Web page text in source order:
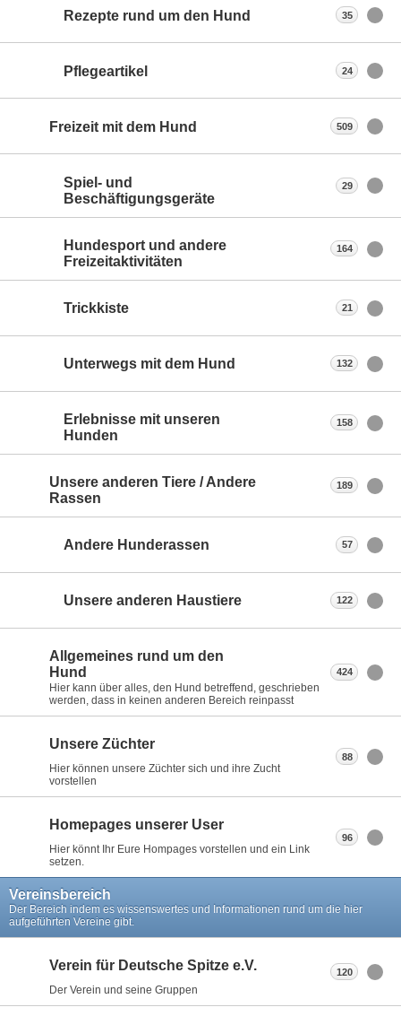
Rezepte rund um den Hund 35
Pflegeartikel 24
Freizeit mit dem Hund 509
Spiel- und
Beschäftigungsgeräte
29
Hundesport und andere
Freizeitaktivitäten
164
Trickkiste 21
Unterwegs mit dem Hund 132
Erlebnisse mit unseren
Hunden
158
Unsere anderen Tiere / Andere
Rassen
189
Andere Hunderassen 57
Unsere anderen Haustiere 122
Allgemeines rund um den
Hund
Hier kann über alles, den Hund betreffend, geschrieben
werden, dass in keinen anderen Bereich reinpasst
424
Unsere Züchter
Hier können unsere Züchter sich und ihre Zucht
vorstellen
88
Homepages unserer User
Hier könnt Ihr Eure Hompages vorstellen und ein Link
setzen.
96
Vereinsbereich
Der Bereich indem es wissenswertes und Informationen rund um die hier
aufgeführten Vereine gibt.
Verein für Deutsche Spitze e.V.
Der Verein und seine Gruppen
120